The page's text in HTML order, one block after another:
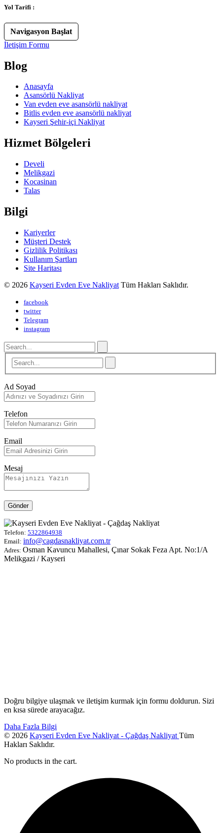
Yol Tarifi :
Navigasyon Başlat
İletişim Formu
Blog
Anasayfa
Asansörlü Nakliyat
Van evden eve asansörlü nakliyat
Bitlis evden eve asansörlü nakliyat
Kayseri Şehir-içi Nakliyat
Hizmet Bölgeleri
Develi
Melikgazi
Kocasinan
Talas
Bilgi
Kariyerler
Müşteri Destek
Gizlilik Politikası
Kullanım Şartları
Site Haritası
© 2026 Kayseri Evden Eve Nakliyat Tüm Hakları Saklıdır.
facebook
twitter
Telegram
instagram
Ad Soyad
Telefon
Email
Mesaj
Gönder
Telefon: 5322864938
Email: info@cagdasnakliyat.com.tr
Adres: Osman Kavuncu Mahallesi, Çınar Sokak Feza Apt. No:1/A
Melikgazi / Kayseri
Doğru bilgiye ulaşmak ve iletişim kurmak için formu doldurun. Sizi
en kısa sürede arayacağız.
Daha Fazla Bilgi
© 2026 Kayseri Evden Eve Nakliyat - Çağdaş Nakliyat Tüm
Hakları Saklıdır.
No products in the cart.